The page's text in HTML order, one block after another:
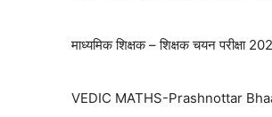
माध्यमिक शिक्षक – शिक्षक चयन परीक्षा
VEDIC MATHS-Prashnottar